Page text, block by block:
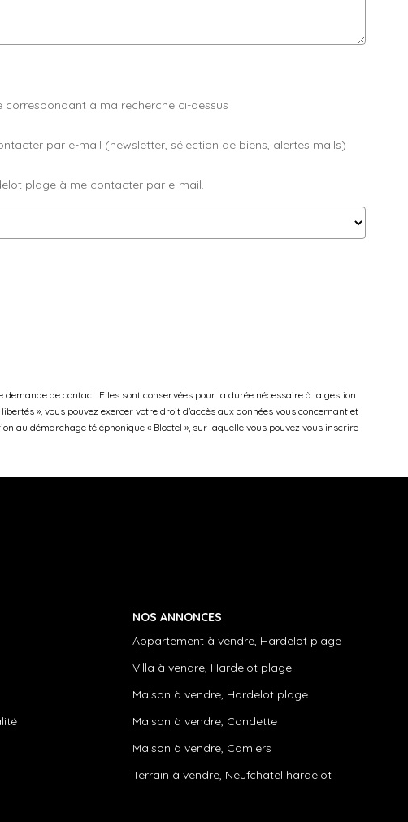
à ma recherche ci-dessus
par e-mail (newsletter, sélection de biens, alertes mails)
plage à me contacter par e-mail.
de contact. Elles sont conservées pour la durée nécessaire à la gestion
», vous pouvez exercer votre droit d'accès aux données vous concernant et
au démarchage téléphonique « Bloctel », sur laquelle vous pouvez vous inscrire
NOS ANNONCES
Appartement à vendre, Hardelot plage
Villa à vendre, Hardelot plage
Maison à vendre, Hardelot plage
Maison à vendre, Condette
Maison à vendre, Camiers
Terrain à vendre, Neufchatel hardelot